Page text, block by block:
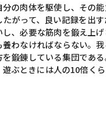
の肉体を駆使し、その
がって、良い記録を出
し、必要な筋肉を鍛え上
わなければならない。
鍛錬している集団であ
ぶときには人の10倍く